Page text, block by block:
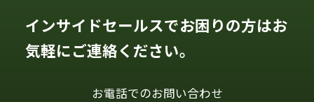
インサイドセールスでお困りの方はお
気軽にご連絡ください。
お電話でのお問い合わせ